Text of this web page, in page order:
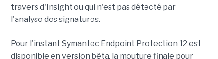
travers d'Insight ou qui n'est pas détecté par
l'analyse des signatures.
Pour l'instant Symantec Endpoint Protection 12 est
disponible en version bêta, la mouture finale pour